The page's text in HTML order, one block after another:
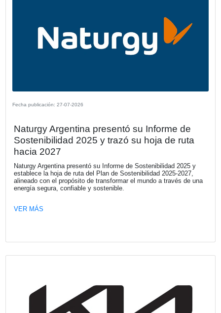
Solo 1 de cada 5 ejecutivos cuantifica
impacto financiero con relación a las
prácticas de sostenibilidad
Una nueva investigación de KPMG revela una
que pone en riesgo el valor de las empresas. El capital
VER MÁS